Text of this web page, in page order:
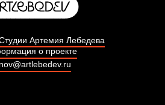
Артемия Лебедева
о проекте